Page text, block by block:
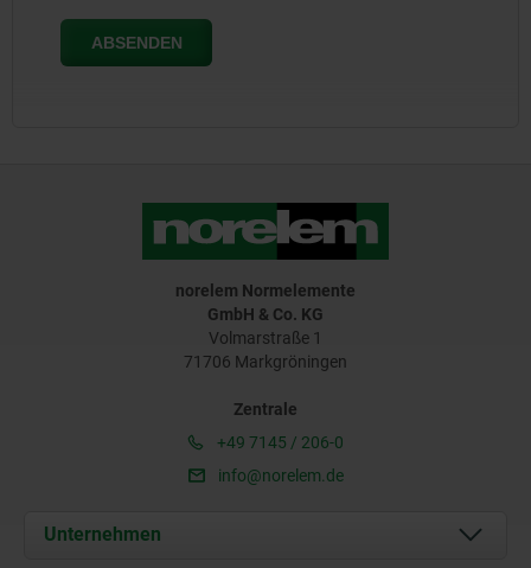
norelem Normelemente
GmbH & Co. KG
Volmarstraße 1
71706 Markgröningen
Zentrale
+49 7145 / 206-0
info@norelem.de
Unternehmen